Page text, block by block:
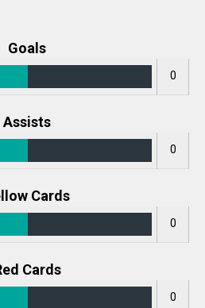
Goals
0
Assists
0
Cards
0
Cards
0